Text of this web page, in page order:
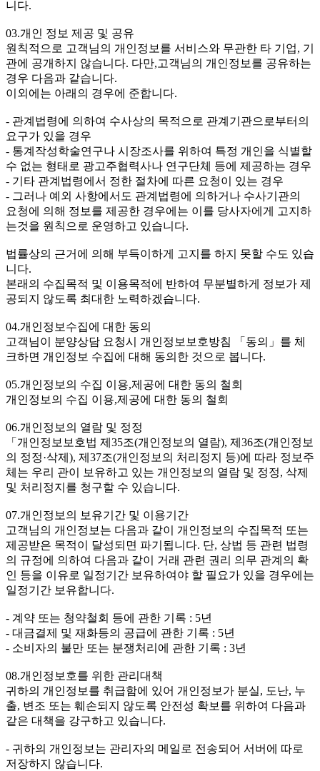
니다.
03.개인 정보 제공 및 공유
원칙적으로 고객님의 개인정보를 서비스와 무관한 타 기업, 기
관에 공개하지 않습니다. 다만,고객님의 개인정보를 공유하는
경우 다음과 같습니다.
이외에는 아래의 경우에 준합니다.
- 관계법령에 의하여 수사상의 목적으로 관계기관으로부터의
요구가 있을 경우
- 통계작성학술연구나 시장조사를 위하여 특정 개인을 식별할
수 없는 형태로 광고주협력사나 연구단체 등에 제공하는 경우
- 기타 관계법령에서 정한 절차에 따른 요청이 있는 경우
- 그러나 예외 사항에서도 관계법령에 의하거나 수사기관의
요청에 의해 정보를 제공한 경우에는 이를 당사자에게 고지하
는것을 원칙으로 운영하고 있습니다.
법률상의 근거에 의해 부득이하게 고지를 하지 못할 수도 있습
니다.
본래의 수집목적 및 이용목적에 반하여 무분별하게 정보가 제
공되지 않도록 최대한 노력하겠습니다.
04.개인정보수집에 대한 동의
고객님이 분양상담 요청시 개인정보보호방침 「동의」를 체
크하면 개인정보 수집에 대해 동의한 것으로 봅니다.
05.개인정보의 수집 이용,제공에 대한 동의 철회
개인정보의 수집 이용,제공에 대한 동의 철회
06.개인정보의 열람 및 정정
「개인정보보호법 제35조(개인정보의 열람), 제36조(개인정보
의 정정·삭제), 제37조(개인정보의 처리정지 등)에 따라 정보주
체는 우리 관이 보유하고 있는 개인정보의 열람 및 정정, 삭제
및 처리정지를 청구할 수 있습니다.
07.개인정보의 보유기간 및 이용기간
고객님의 개인정보는 다음과 같이 개인정보의 수집목적 또는
제공받은 목적이 달성되면 파기됩니다. 단, 상법 등 관련 법령
의 규정에 의하여 다음과 같이 거래 관련 권리 의무 관계의 확
인 등을 이유로 일정기간 보유하여야 할 필요가 있을 경우에는
일정기간 보유합니다.
- 계약 또는 청약철회 등에 관한 기록 : 5년
- 대금결제 및 재화등의 공급에 관한 기록 : 5년
- 소비자의 불만 또는 분쟁처리에 관한 기록 : 3년
08.개인정보호를 위한 관리대책
귀하의 개인정보를 취급함에 있어 개인정보가 분실, 도난, 누
출, 변조 또는 훼손되지 않도록 안전성 확보를 위하여 다음과
같은 대책을 강구하고 있습니다.
- 귀하의 개인정보는 관리자의 메일로 전송되어 서버에 따로
저장하지 않습니다.